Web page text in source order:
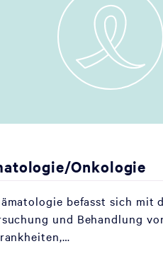
Onkologie
befasst sich mit
und Behandlung